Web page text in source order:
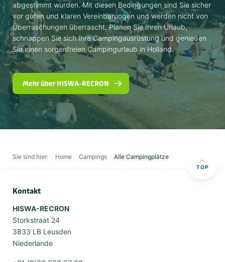
abgestimmt wurden. Mit diesen Bedingungen sind Sie sicher
vor guten und klaren Vereinbarungen und werden nicht von
Überraschungen überrascht. Planen Sie Ihren Urlaub,
schnappen Sie sich Ihre Campingausrüstung und genießen
Sie einen sorgenfreien Campingurlaub in Holland.
Mehr über HISWA-RECRON
Sie sind hier: Home Campings Alle Campingplätze
TOP
Kontakt
HISWA-RECRON
Storkstraat 24
3833 LB Leusden
Niederlande